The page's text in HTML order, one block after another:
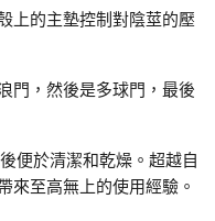
上的主墊控制對陰莖的壓
門，然後是多球門，最後
便於清潔和乾燥。超越自
來至高無上的使用經驗。